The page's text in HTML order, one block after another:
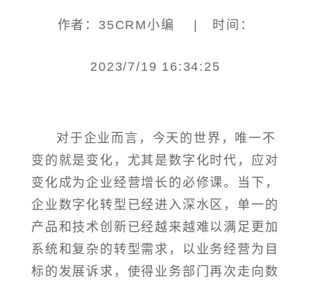
作者：35CRM小编 | 时间：
2023/7/19 16:34:25
对于企业而言，今天的世界，唯一不
变的就是变化，尤其是数字化时代，应对
变化成为企业经营增长的必修课。当下，
企业数字化转型已经进入深水区，单一的
产品和技术创新已经越来越难以满足更加
系统和复杂的转型需求，以业务经营为目
标的发展诉求，使得业务部门再次走向数